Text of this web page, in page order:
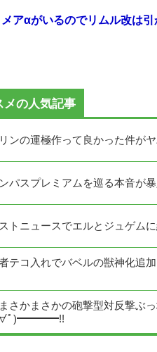
アαがいるのでリムル改は
メの人気記事
リンの運極作って良かった件が
ンパスプレミアムを巡る本音が
ストニュースでエルとジュゲム
者テコ入れでバベルの獣神
まさかまさかの砲撃型対反撃ぶ
ﾟ)━━━━!!